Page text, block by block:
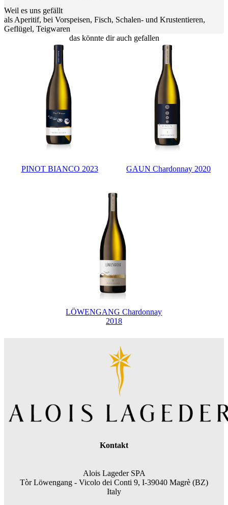
Weil es uns gefällt
als Aperitif, bei Vorspeisen, Fisch, Schalen- und Krustentieren,
Geflügel, Teigwaren
das könnte dir auch gefallen
PINOT BIANCO 2023 GAUN Chardonnay 2020
LÖWENGANG Chardonnay
2018
Kontakt
Alois Lageder SPA
Tòr Löwengang - Vicolo dei Conti 9, I-39040 Magrè (BZ)
Italy